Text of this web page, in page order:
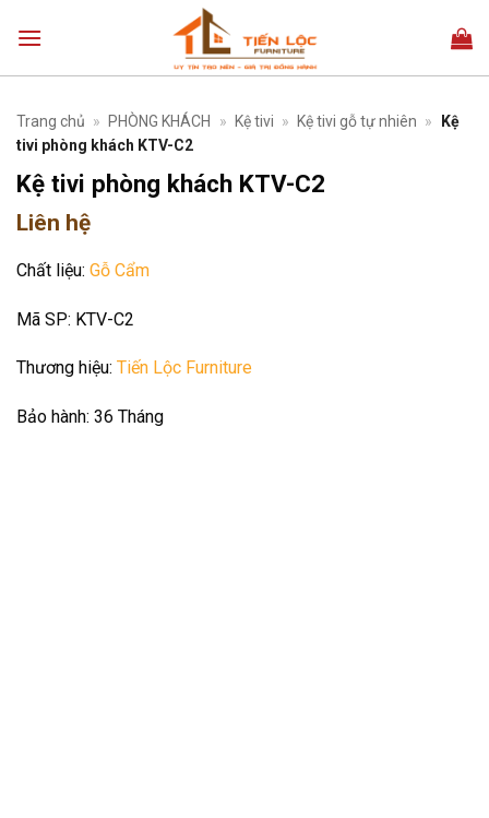
qua
Trang chủ » PHÒNG KHÁCH » Kệ tivi » Kệ tivi gỗ tự nhiên »
Kệ
tivi phòng khách KTV-C2
Kệ tivi phòng khách KTV-C2
Liên hệ
Chất liệu: Gỗ Cẩm
Mã SP: KTV-C2
Thương hiệu: Tiến Lộc Furniture
Bảo hành: 36 Tháng